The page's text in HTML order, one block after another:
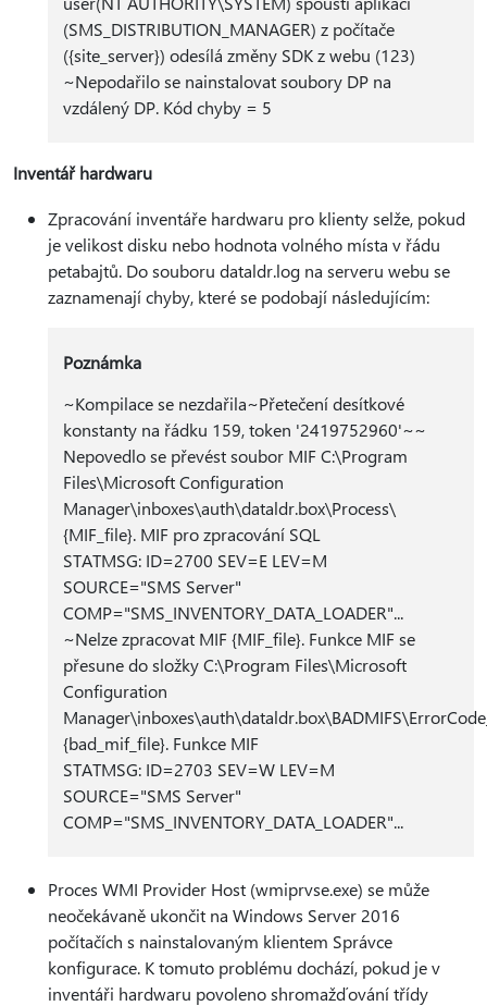
(SMS_DISTRIBUTION_MANAGER) z počítače
({site_server}) odesílá změny SDK z webu (123)
~Nepodařilo se nainstalovat soubory DP na
vzdálený DP. Kód chyby = 5
Inventář hardwaru
Zpracování inventáře hardwaru pro klienty selže, pokud
je velikost disku nebo hodnota volného místa v řádu
petabajtů. Do souboru dataldr.log na serveru webu se
zaznamenají chyby, které se podobají následujícím:
Poznámka
~Kompilace se nezdařila~Přetečení desítkové
konstanty na řádku 159, token '2419752960'~~
Nepovedlo se převést soubor MIF C:\Program
Files\Microsoft Configuration
Manager\inboxes\auth\dataldr.box\Process\
{MIF_file}. MIF pro zpracování SQL
STATMSG: ID=2700 SEV=E LEV=M
SOURCE="SMS Server"
COMP="SMS_INVENTORY_DATA_LOADER"...
~Nelze zpracovat MIF {MIF_file}. Funkce MIF se
přesune do složky C:\Program Files\Microsoft
Configuration
{bad_mif_file}. Funkce MIF
STATMSG: ID=2703 SEV=W LEV=M
SOURCE="SMS Server"
COMP="SMS_INVENTORY_DATA_LOADER"...
Proces WMI Provider Host (wmiprvse.exe) se může
neočekávaně ukončit na Windows Server 2016
počítačích s nainstalovaným klientem Správce
konfigurace. K tomuto problému dochází, pokud je v
inventáři hardwaru povoleno shromažďování třídy